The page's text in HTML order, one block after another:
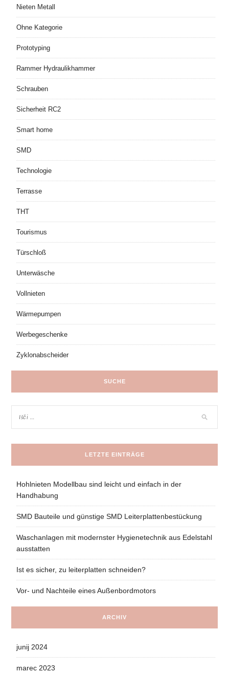
Nieten Metall
Ohne Kategorie
Prototyping
Rammer Hydraulikhammer
Schrauben
Sicherheit RC2
Smart home
SMD
Technologie
Terrasse
THT
Tourismus
Türschloß
Unterwäsche
Vollnieten
Wärmepumpen
Werbegeschenke
Zyklonabscheider
SUCHE
LETZTE EINTRÄGE
Hohlnieten Modellbau sind leicht und einfach in der
Handhabung
SMD Bauteile und günstige SMD Leiterplattenbestückung
Waschanlagen mit modernster Hygienetechnik aus Edelstahl
ausstatten
Ist es sicher, zu leiterplatten schneiden?
Vor- und Nachteile eines Außenbordmotors
ARCHIV
junij 2024
marec 2023